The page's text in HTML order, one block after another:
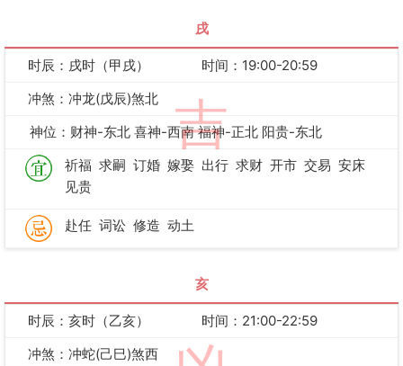
戌
吉
时辰：戌时（甲戌）
时间：19:00-20:59
冲煞：冲龙(戊辰)煞北
神位：财神-东北 喜神-西南 福神-正北 阳贵-东北
祈福 求嗣 订婚 嫁娶 出行 求财 开市 交易 安床
见贵
赴任 词讼 修造 动土
亥
时辰：亥时（乙亥）
时间：21:00-22:59
冲煞：冲蛇(己巳)煞西